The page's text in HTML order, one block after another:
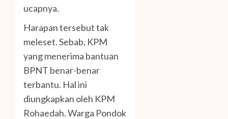
ucapnya.
Harapan tersebut tak
meleset. Sebab, KPM
yang menerima bantuan
BPNT benar-benar
terbantu. Hal ini
diungkapkan oleh KPM
Rohaedah. Warga Pondok